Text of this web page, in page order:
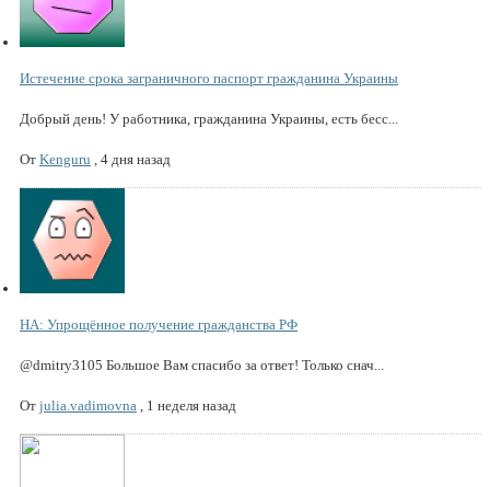
Истечение срока заграничного паспорт гражданина Украины
Добрый день! У работника, гражданина Украины, есть бесс...
От Kenguru , 4 дня назад
НА: Упрощённое получение гражданства РФ
@dmitry3105 Большое Вам спасибо за ответ! Только снач...
От julia.vadimovna , 1 неделя назад